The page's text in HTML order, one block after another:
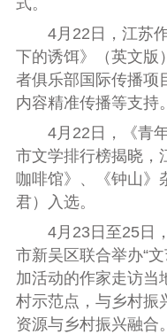
4月22日，江苏
下的诱饵》（英文版
者俱乐部国际传播项
内容精准传播等支持。
4月22日，《青
市文学排行榜揭晓，
咖啡馆》、《钟山》
君）入选。
4月23日至25日
市新吴区联合举办“
加活动的作家走访当
村示范点，与乡村振
资源与乡村振兴融合